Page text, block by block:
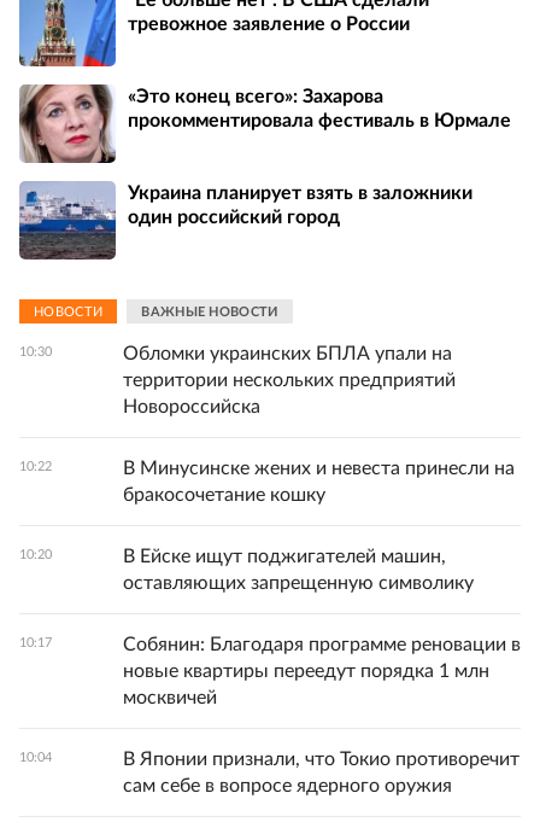
тревожное заявление о России
«Это конец всего»: Захарова
прокомментировала фестиваль в Юрмале
Украина планирует взять в заложники
один российский город
НОВОСТИ ВАЖНЫЕ НОВОСТИ
10:30
Обломки украинских БПЛА упали на
территории нескольких предприятий
Новороссийска
10:22
В Минусинске жених и невеста принесли на
бракосочетание кошку
10:20
В Ейске ищут поджигателей машин,
оставляющих запрещенную символику
10:17
Собянин: Благодаря программе реновации в
новые квартиры переедут порядка 1 млн
москвичей
10:04
В Японии признали, что Токио противоречит
сам себе в вопросе ядерного оружия